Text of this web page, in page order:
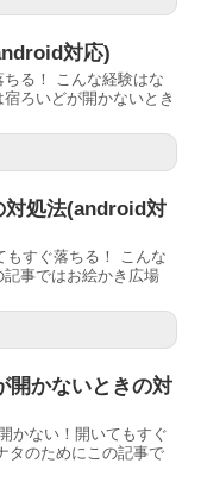
対応)
る！ こんな経験はな
ろいどが開かないとき
対処法(android対
もすぐ落ちる！ こんな
事ではお絵かき広場
開かないときの対
かない！開いてもすぐ
タのためにこの記事で